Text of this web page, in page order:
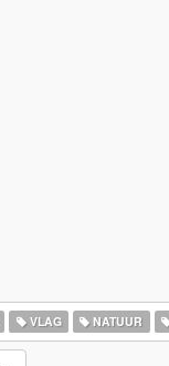
VLAG NATUUR